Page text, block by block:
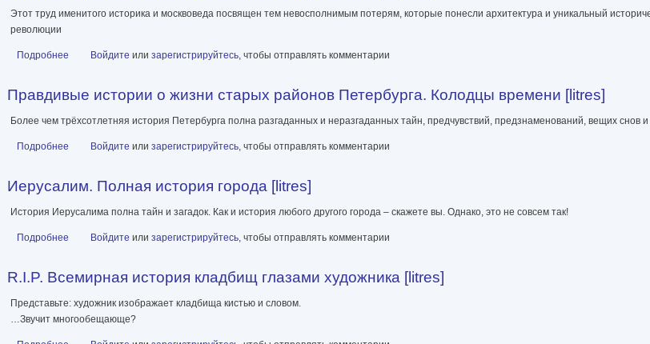
Этот труд именитого историка и москвоведа посвящен тем невосполнимым потерям, которые понесли архитектура и уникальный
революции
Подробнее о Москва. Утраты. Уничтоженная архитектура столицы [litres]
Войдите или зарегистрируйтесь, чтобы отправлять комментарии
Правдивые истории о жизни старых районов Петербурга. Колодцы времени [litres]
Более чем трёхсотлетняя история Петербурга полна разгаданных и неразгаданных тайн, предчувствий, предзнаменований, вещих снов и
Подробнее о Правдивые истории о жизни старых районов Петербурга. Колодцы времени [litres]
Войдите или зарегистрируйтесь, чтобы отправлять комментарии
Иерусалим. Полная история города [litres]
История Иерусалима полна тайн и загадок. Как и история любого другого города – скажете вы. Однако, это не совсем так!
Подробнее о Иерусалим. Полная история города [litres]
Войдите или зарегистрируйтесь, чтобы отправлять комментарии
R.I.P. Всемирная история кладбищ глазами художника [litres]
Представьте: художник изображает кладбища кистью и словом.
…Звучит многообещающе?